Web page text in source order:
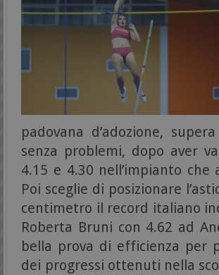
padovana d’adozione,
senza problemi, dopo aver
4.15 e 4.30 nell’impianto
Poi sceglie di posizionare
centimetro il record italiano
Roberta Bruni con 4.62 ad
bella prova di efficienza per
dei progressi ottenuti nella